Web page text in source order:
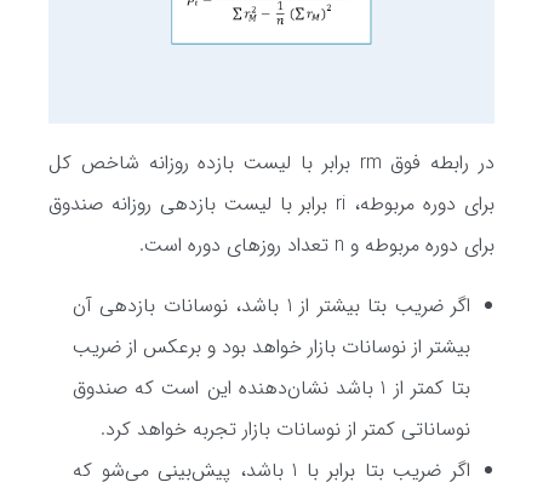
در رابطه فوق rm برابر با لیست بازده روزانه شاخص کل
برای دوره مربوطه، ri برابر با لیست بازدهی روزانه صندوق
برای دوره مربوطه و n تعداد روزهای دوره است.
اگر ضریب بتا بیشتر از 1 باشد، نوسانات بازدهی آن
بیشتر از نوسانات بازار خواهد بود و برعکس از ضریب
بتا کمتر از 1 باشد نشان‌دهنده این است که صندوق
نوساناتی کمتر از نوسانات بازار تجربه خواهد کرد.
اگر ضریب بتا برابر با 1 باشد، پیش‌بینی می‌شو که